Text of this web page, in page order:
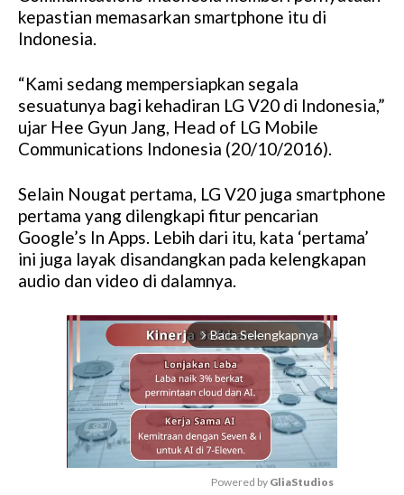
kepastian memasarkan smartphone itu di
Indonesia.
“Kami sedang mempersiapkan segala
sesuatunya bagi kehadiran LG V20 di Indonesia,”
ujar Hee Gyun Jang, Head of LG Mobile
Communications Indonesia (20/10/2016).
Selain Nougat pertama, LG V20 juga smartphone
pertama yang dilengkapi fitur pencarian
Google’s In Apps. Lebih dari itu, kata ‘pertama’
ini juga layak disandangkan pada kelengkapan
audio dan video di dalamnya.
arrow_forward_ios Baca Selengkapnya
Powered by GliaStudios